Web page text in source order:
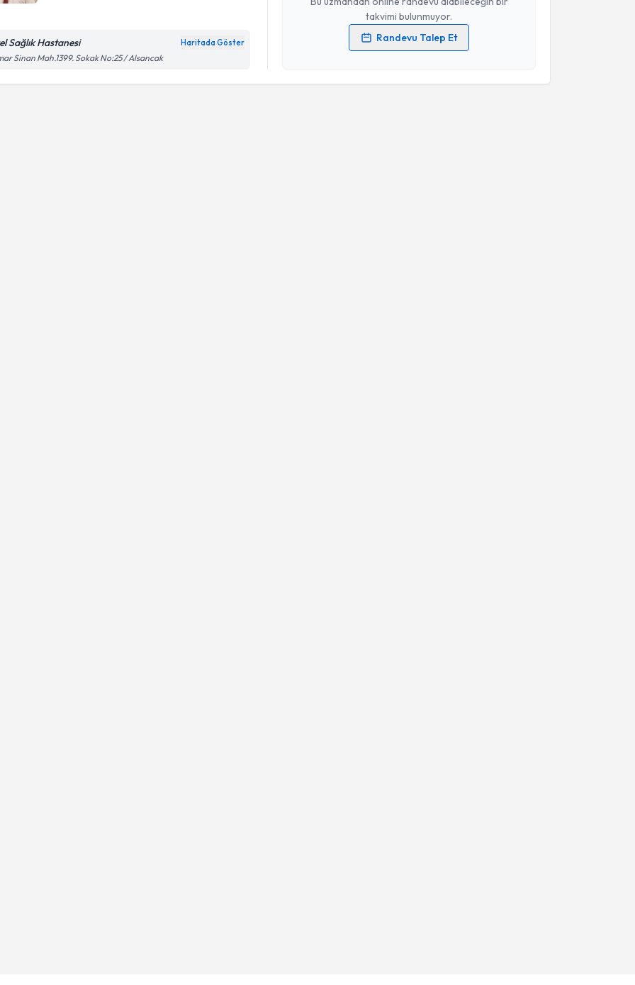
Sağlık Hastanesi Haritada Göster
Sinan Mah.1399. Sokak No:25 / Alsancak
takvimi bulunmuyor.
Randevu Talep Et
Kişisel verilerimin işlenmesine ilişkinAydınlatma Metni